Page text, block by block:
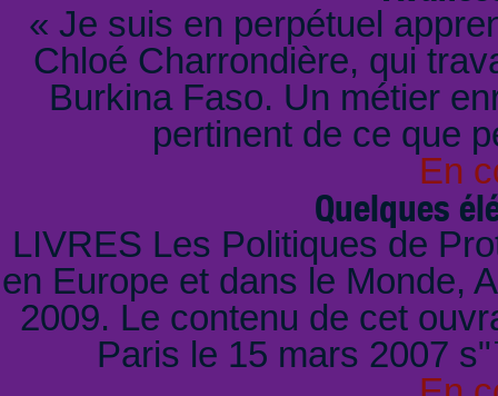
« Je suis en perpétuel
Chloé Charrondière, qui
Burkina Faso. Un métier
pertinent de ce que
En
Quelques
LIVRES Les Politiques de
en Europe et dans le Monde,
2009. Le contenu de cet
Paris le 15 mars 2007